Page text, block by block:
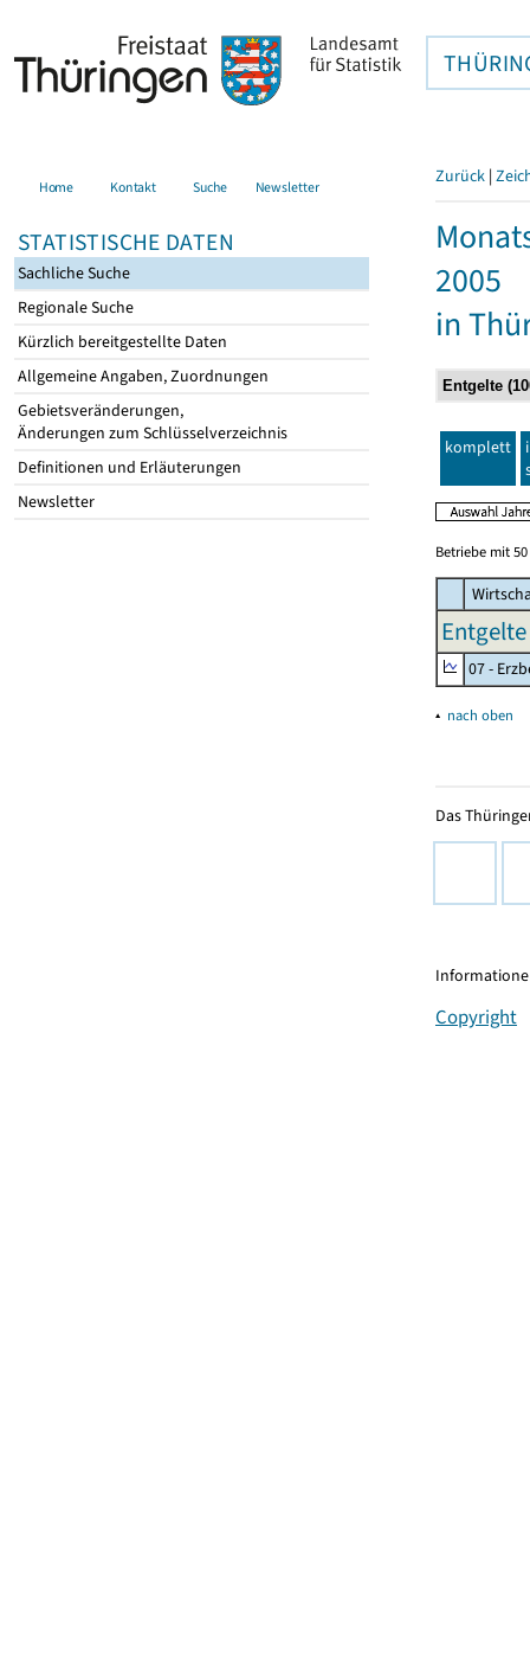
Home Kontakt Suche Newsletter
STATISTISCHE DATEN
Sachliche Suche
Regionale Suche
Kürzlich bereitgestellte Daten
Allgemeine Angaben, Zuordnungen
Gebietsveränderungen,
Änderungen zum Schlüsselverzeichnis
Definitionen und Erläuterungen
Newsletter
Zurück |
2005
in
komplett
Betriebe mit
07 -
▴ nach oben
Das
Copyright